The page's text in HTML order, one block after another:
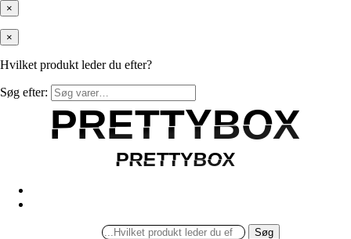
×
×
Hvilket produkt leder du efter?
Søg efter:
PRETTYBOX
PRETTYBOX
PRETTYBOX
PRETTYBOX
Søg